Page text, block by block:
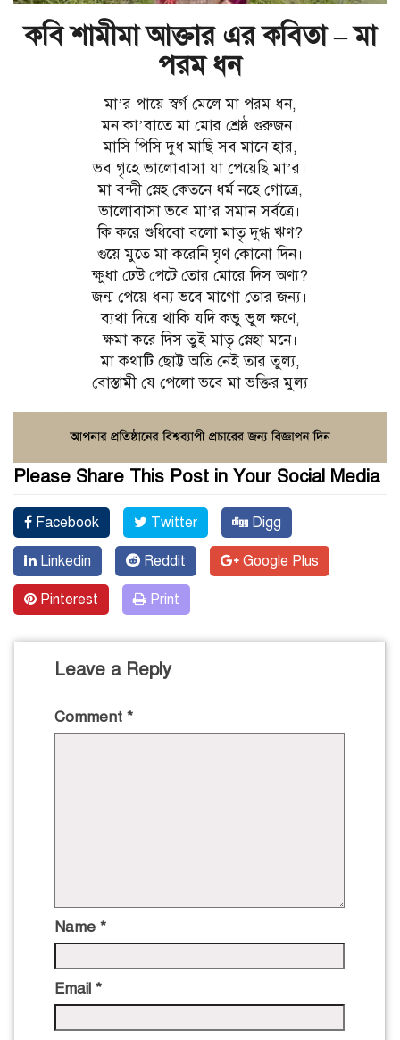
কবি শামীমা আক্তার এর কবিতা – মা
পরম ধন
মা’র পায়ে স্বর্গ মেলে মা পরম ধন,
মন কা’বাতে মা মোর শ্রেষ্ঠ গুরুজন।
মাসি পিসি দুধ মাছি সব মানে হার,
ভব গৃহে ভালোবাসা যা পেয়েছি মা’র।
মা বন্দী স্নেহ কেতনে ধর্ম নহে গোত্রে,
ভালোবাসা ভবে মা’র সমান সর্বত্রে।
কি করে শুধিবো বলো মাতৃ দুগ্ধ ঋণ?
গুয়ে মুতে মা করেনি ঘৃণ কোনো দিন।
ক্ষুধা ঢেউ পেটে তোর মোরে দিস অণ্য?
জন্ম পেয়ে ধন্য ভবে মাগো তোর জন্য।
ব্যথা দিয়ে থাকি যদি কভু ভুল ক্ষণে,
ক্ষমা করে দিস তুই মাতৃ স্নেহা মনে।
মা কথাটি ছোট্ট অতি নেই তার তুল্য,
বোস্তামী যে পেলো ভবে মা ভক্তির মুল্য
Please Share This Post in Your Social Media
Facebook Twitter Digg
Linkedin Reddit Google Plus
Pinterest Print
Leave a Reply
Comment *
Name *
Email *